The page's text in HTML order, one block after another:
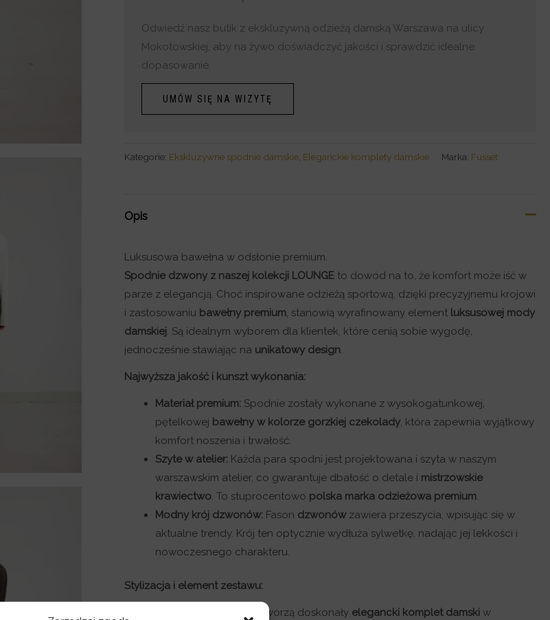
Odwiedź nasz butik z ekskluzywną odzieżą damską Warszawa na ulicy
Mokotowskiej, aby na żywo doświadczyć jakości i sprawdzić idealne
dopasowanie.
UMÓW SIĘ NA WIZYTĘ
Kategorie: Ekskluzywne spodnie damskie Eleganckie komplety damskie Marka: Fussét
Opis
Luksusowa bawełna w odsłonie premium.
Spodnie dzwony z naszej kolekcji LOUNGE to dowód na to, że komfort może iść w
parze z elegancją. Choć inspirowane odzieżą sportową, dzięki precyzyjnemu krojowi
i zastosowaniu bawełny premium, stanowią wyrafinowany element luksusowej mody
damskiej. Są idealnym wyborem dla klientek, które cenią sobie wygodę,
jednocześnie stawiając na unikatowy design.
Najwyższa jakość i kunszt wykonania:
Materiał premium: Spodnie zostały wykonane z wysokogatunkowej,
pętelkowej bawełny w kolorze gorzkiej czekolady, która zapewnia wyjątkowy
komfort noszenia i trwałość.
Szyte w atelier: Każda para spodni jest projektowana i szyta w naszym
warszawskim atelier, co gwarantuje dbałość o detale i mistrzowskie
krawiectwo. To stuprocentowo polska marka odzieżowa premium.
Modny krój dzwonów: Fason dzwonów zawiera przeszycia, wpisując się w
aktualne trendy. Krój ten optycznie wydłuża sylwetkę, nadając jej lekkości i
nowoczesnego charakteru.
Stylizacja i element zestawu:
Spodnie z kolekcji LOUNGE tworzą doskonały elegancki komplet damski w